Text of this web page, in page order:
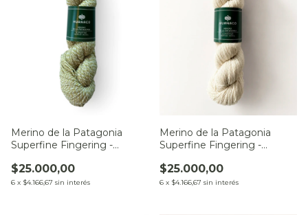
Merino de la Patagonia
Superfine Fingering -
$25.000,00
6 x $4.166,67 sin interés
Merino de la Patagonia
Superfine Fingering -
$25.000,00
6 x $4.166,67 sin interés